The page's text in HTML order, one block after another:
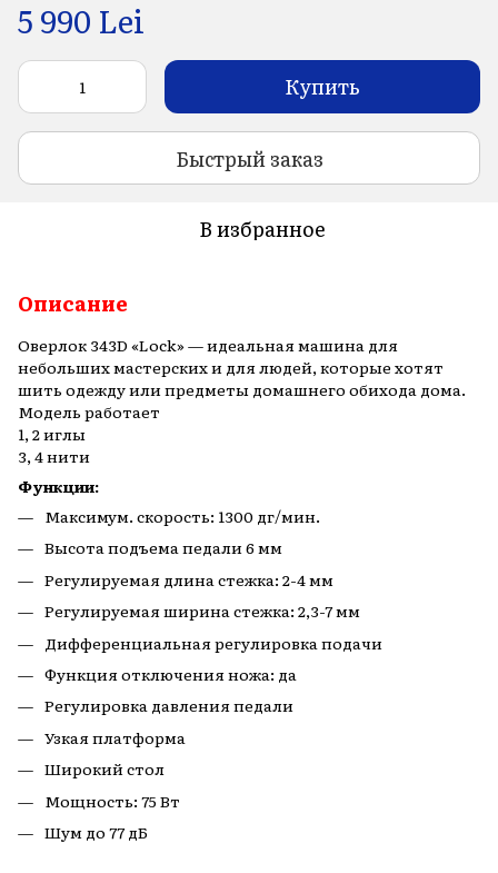
5 990 Lei
Купить
Быстрый заказ
В избранное
Описание
Оверлок 343D «Lock» — идеальная машина для
небольших мастерских и для людей, которые хотят
шить одежду или предметы домашнего обихода дома.
Модель работает
1, 2 иглы
3, 4 нити
Функции:
Максимум. скорость: 1300 дг/мин.
Высота подъема педали 6 мм
Регулируемая длина стежка: 2-4 мм
Регулируемая ширина стежка: 2,3-7 мм
Дифференциальная регулировка подачи
Функция отключения ножа: да
Регулировка давления педали
Узкая платформа
Широкий стол
Мощность: 75 Вт
Шум до 77 дБ